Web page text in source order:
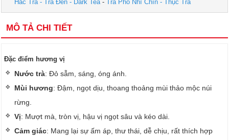
Hắc Trà - Trà Đen - Dark Tea -Trà Phổ Nhĩ Chín - Thục Trà
MÔ TẢ CHI TIẾT
Đặc điểm hương vị
Nước trà: Đỏ sẫm, sáng, óng ánh.
Mùi hương: Đậm, ngọt dịu, thoang thoảng mùi thảo mộc núi
rừng.
Vị: Mượt mà, tròn vị, hậu vị ngọt sâu và kéo dài.
Cảm giác: Mang lại sự ấm áp, thư thái, dễ chịu, rất thích hợp